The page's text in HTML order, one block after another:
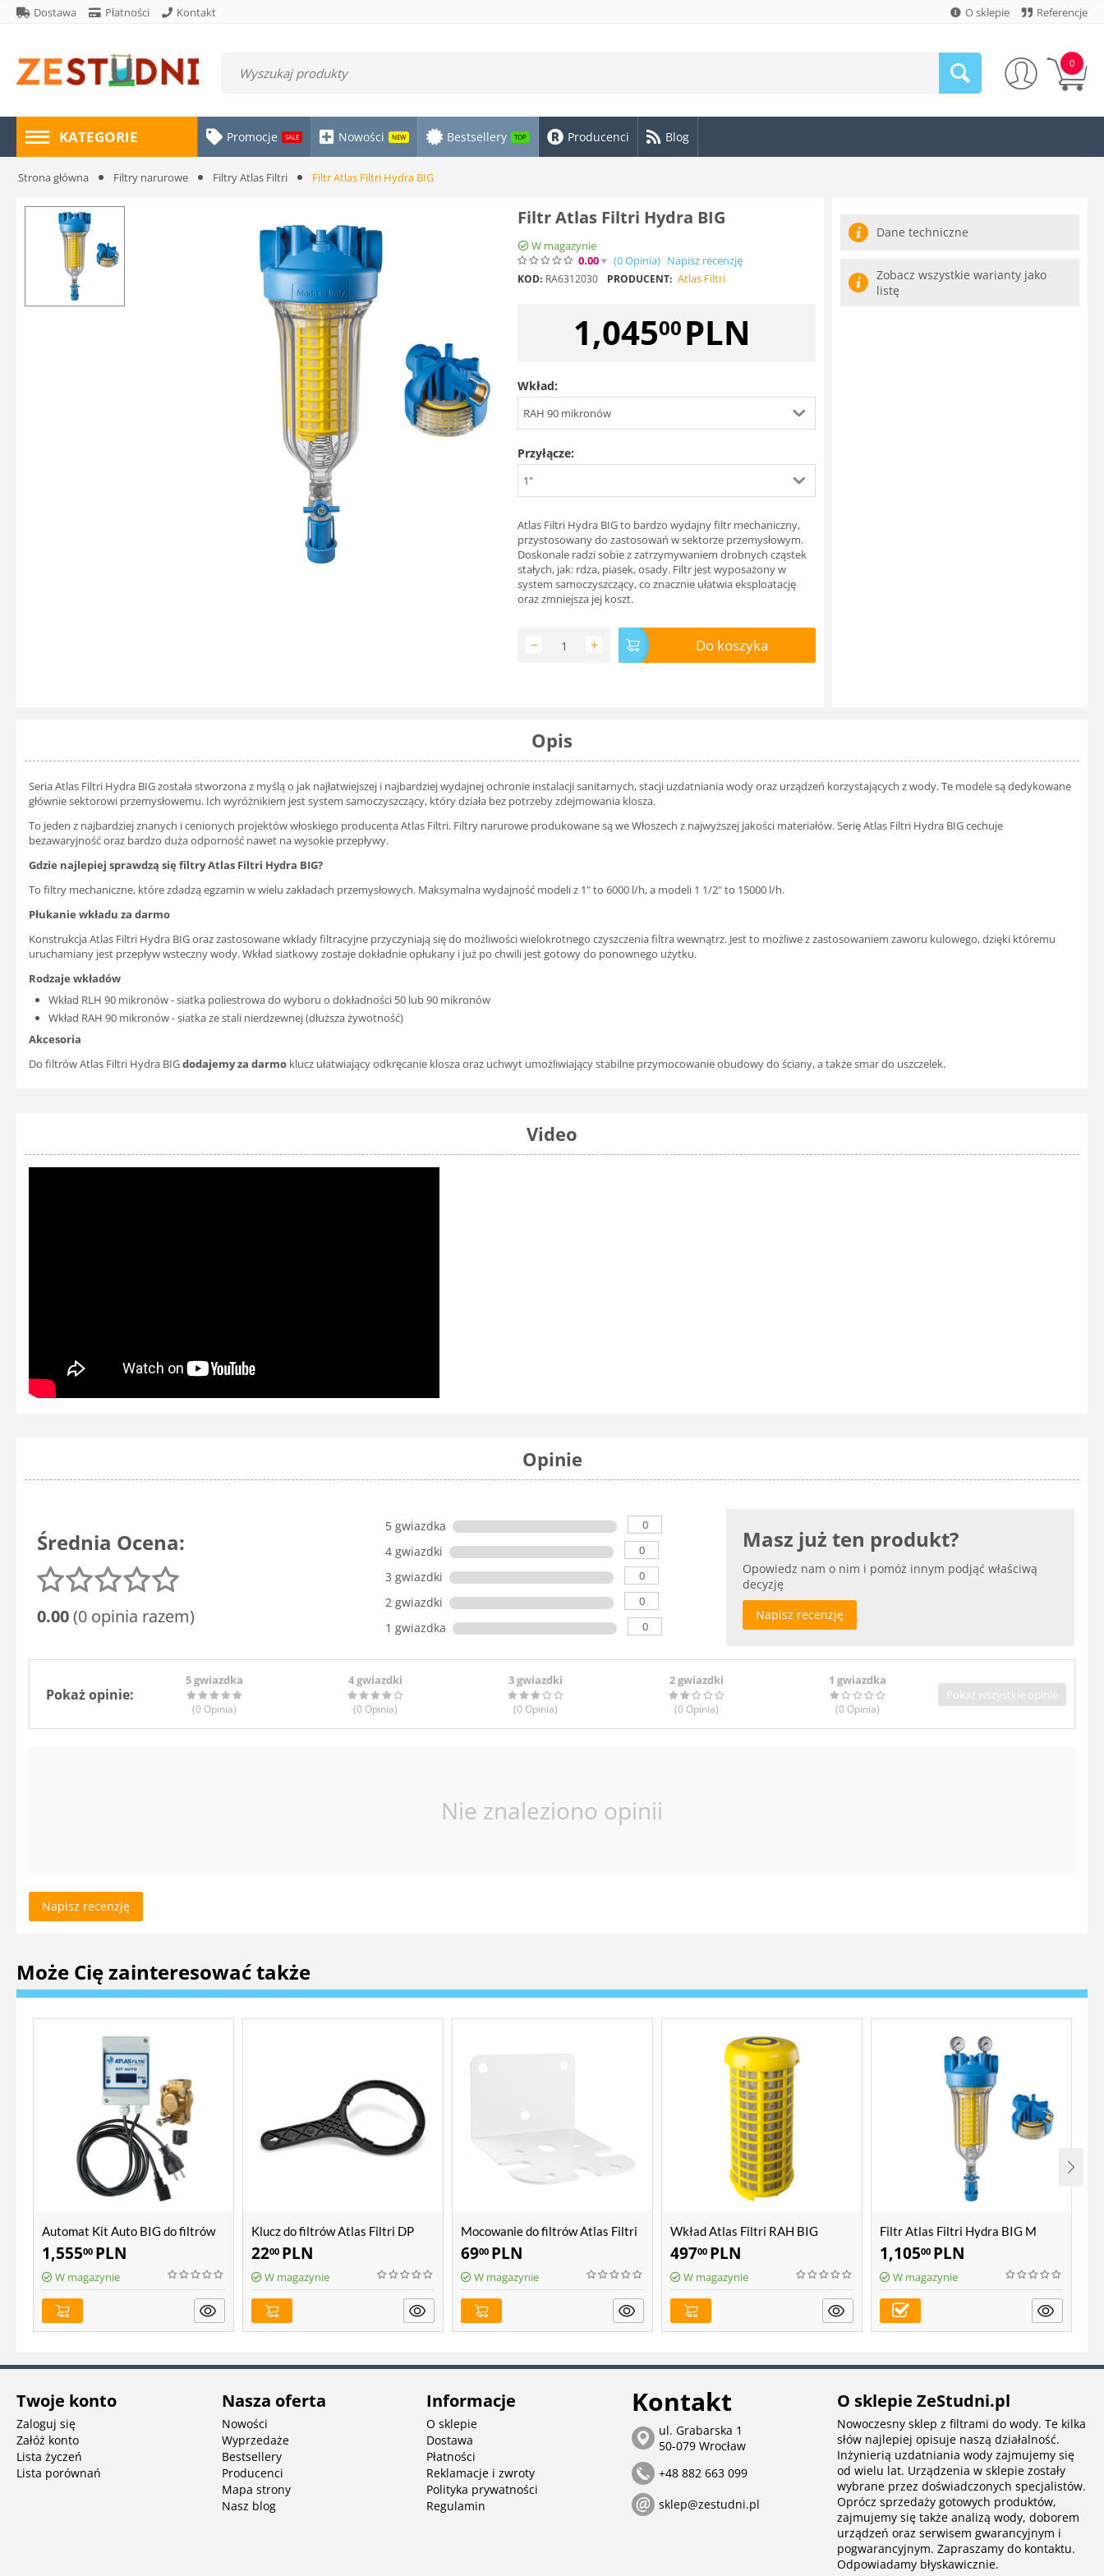
Dostawa Płatności Kontakt O sklepie Referencje
0
KATEGORIE Promocje SALE Nowości NEW Bestsellery TOP Producenci Blog
Strona główna Filtry narurowe Filtry Atlas Filtri Filtr Atlas Filtri Hydra BIG
Filtr Atlas Filtri Hydra BIG
W magazynie
0.00
(0Opinia) Napisz recenzję
KOD: RA6312030 PRODUCENT: Atlas Filtri
1,04500 PLN
Wkład:
RAH 90 mikronów
Przyłącze:
1"
Atlas Filtri Hydra BIG to bardzo wydajny filtr mechaniczny,
przystosowany do zastosowań w sektorze przemysłowym.
Doskonale radzi sobie z zatrzymywaniem drobnych cząstek
stałych, jak: rdza, piasek, osady. Filtr jest wyposażony w
system samoczyszczący, co znacznie ułatwia eksploatację
oraz zmniejsza jej koszt.
+
− Do koszyka
Dane techniczne
Zobacz wszystkie warianty jako
listę
Opis
Seria Atlas Filtri Hydra BIG została stworzona z myślą o jak najłatwiejszej i najbardziej wydajnej ochronie instalacji sanitarnych, stacji uzdatniania wody oraz urządzeń korzystających z wody. Te modele są dedykowane
głównie sektorowi przemysłowemu. Ich wyróżnikiem jest system samoczyszczący, który działa bez potrzeby zdejmowania klosza.
To jeden z najbardziej znanych i cenionych projektów włoskiego producenta Atlas Filtri. Filtry narurowe produkowane są we Włoszech z najwyższej jakości materiałów. Serię Atlas Filtri Hydra BIG cechuje
bezawaryjność oraz bardzo duża odporność nawet na wysokie przepływy.
Gdzie najlepiej sprawdzą się filtry Atlas Filtri Hydra BIG?
To filtry mechaniczne, które zdadzą egzamin w wielu zakładach przemysłowych. Maksymalna wydajność modeli z 1" to 6000 l/h, a modeli 1 1/2" to 15000 l/h.
Płukanie wkładu za darmo
Konstrukcja Atlas Filtri Hydra BIG oraz zastosowane wkłady filtracyjne przyczyniają się do możliwości wielokrotnego czyszczenia filtra wewnątrz. Jest to możliwe z zastosowaniem zaworu kulowego, dzięki któremu
uruchamiany jest przepływ wsteczny wody. Wkład siatkowy zostaje dokładnie opłukany i już po chwili jest gotowy do ponownego użytku.
Rodzaje wkładów
Wkład RLH 90 mikronów - siatka poliestrowa do wyboru o dokładności 50 lub 90 mikronów
Wkład RAH 90 mikronów - siatka ze stali nierdzewnej (dłuższa żywotność)
Akcesoria
Do filtrów Atlas Filtri Hydra BIGdodajemy za darmo klucz ułatwiający odkręcanie klosza oraz uchwyt umożliwiający stabilne przymocowanie obudowy do ściany, a także smar do uszczelek.
Video
Opinie
Średnia Ocena:
0.00(0 opinia razem)
5 gwiazdka 0
4 gwiazdki 0
3 gwiazdki 0
2 gwiazdki 0
1 gwiazdka 0
Masz już ten produkt?
Opowiedz nam o nim i pomóż innym podjąć właściwą
decyzję
Napisz recenzję
Pokaż opinie:
5 gwiazdka
(0 Opinia)
4 gwiazdki
(0 Opinia)
3 gwiazdki
(0 Opinia)
2 gwiazdki
(0 Opinia)
1 gwiazdka
(0 Opinia)
Pokaż wszystkie opinie
Nie znaleziono opinii
Napisz recenzję
Może Cię zainteresować także
Automat Kit Auto BIG do filtrów
Atlas Filtri Hydra BIG
1,55500 PLN
W magazynie
Klucz do filtrów Atlas Filtri DP
BIG, Hydra BIG
2200 PLN
W magazynie
Mocowanie do filtrów Atlas Filtri
Hydra BIG
6900 PLN
W magazynie
Wkład Atlas Filtri RAH BIG
49700 PLN
W magazynie
Filtr Atlas Filtri Hydra BIG M
1,10500 PLN
W magazynie
Twoje konto
Zaloguj się
Załóż konto
Lista życzeń
Lista porównań
Nasza oferta
Nowości
Wyprzedaże
Bestsellery
Producenci
Mapa strony
Nasz blog
Informacje
O sklepie
Dostawa
Płatności
Reklamacje i zwroty
Polityka prywatności
Regulamin
Kontakt
ul. Grabarska 1
50-079 Wrocław
+48 882 663 099
sklep@zestudni.pl
O sklepie ZeStudni.pl
Nowoczesny sklep z filtrami do wody. Te kilka
słów najlepiej opisuje naszą działalność.
Inżynierią uzdatniania wody zajmujemy się
od wielu lat. Urządzenia w sklepie zostały
wybrane przez doświadczonych specjalistów.
Oprócz sprzedaży gotowych produktów,
zajmujemy się także analizą wody, doborem
urządzeń oraz serwisem gwarancyjnym i
pogwarancyjnym. Zapraszamy do kontaktu.
Odpowiadamy błyskawicznie.